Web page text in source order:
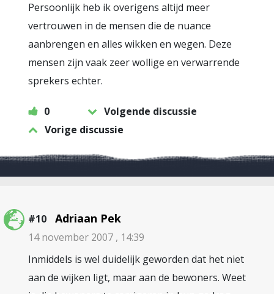
Persoonlijk heb ik overigens altijd meer
vertrouwen in de mensen die de nuance
aanbrengen en alles wikken en wegen. Deze
mensen zijn vaak zeer wollige en verwarrende
sprekers echter.
0
Volgende discussie
Vorige discussie
#10 Adriaan Pek
14 november 2007 , 14:39
Inmiddels is wel duidelijk geworden dat het niet
aan de wijken ligt, maar aan de bewoners. Weet